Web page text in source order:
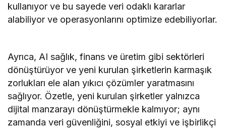
kullanıyor ve bu sayede veri odaklı kararlar
alabiliyor ve operasyonlarını optimize edebiliyorlar.
Ayrıca, AI sağlık, finans ve üretim gibi sektörleri
dönüştürüyor ve yeni kurulan şirketlerin karmaşık
zorlukları ele alan yıkıcı çözümler yaratmasını
sağlıyor. Özetle, yeni kurulan şirketler yalnızca
dijital manzarayı dönüştürmekle kalmıyor; aynı
zamanda veri güvenliğini, sosyal etkiyi ve işbirlikçi